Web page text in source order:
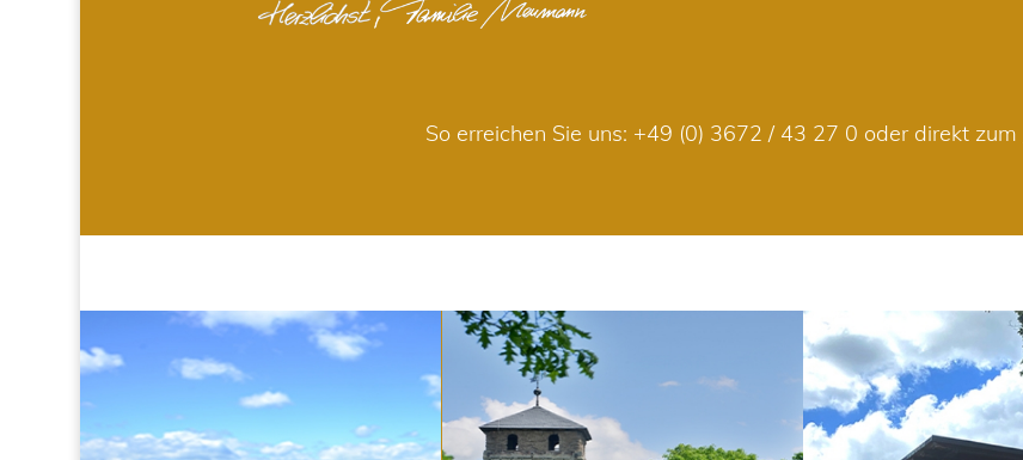
So erreichen Sie uns: +49 (0) 3672 / 43 27 0 oder direkt zum